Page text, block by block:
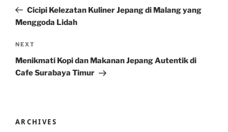
PostCicipi Kelezatan Kuliner Jepang di Malang yang
Menggoda Lidah
Next
Post
NEXT
Menikmati Kopi dan Makanan Jepang Autentik di
Cafe Surabaya Timur
ARCHIVES